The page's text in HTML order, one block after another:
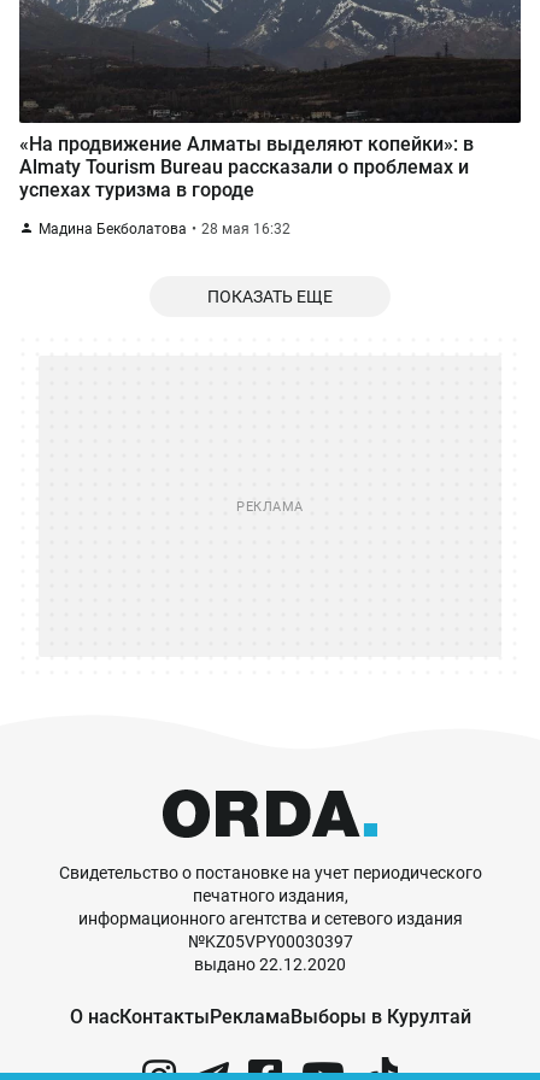
«На продвижение Алматы выделяют копейки»: в
Almaty Tourism Bureau рассказали о проблемах и
успехах туризма в городе
Мадина Бекболатова 28 мая 16:32
ПОКАЗАТЬ ЕЩЕ
Свидетельство о постановке на учет периодического
печатного издания,
информационного агентства и сетевого издания
№KZ05VPY00030397
выдано 22.12.2020
О насКонтактыРекламаВыборы в Курултай